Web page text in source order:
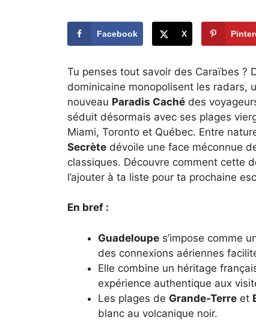
Facebook X
Tu penses tout savoir des Caraïbes ?
dominicaine monopolisent les radars,
nouveau Paradis Caché des
séduit désormais avec ses plages
Miami, Toronto et Québec. Entre
Secrète dévoile une face méconnue
classiques. Découvre comment cette
l’ajouter à ta liste pour ta prochaine
En bref :
Guadeloupe s’impose comme
des connexions aériennes
Elle combine un héritage
expérience authentique aux
Les plages de Grande-Terre et
blanc au volcanique noir.